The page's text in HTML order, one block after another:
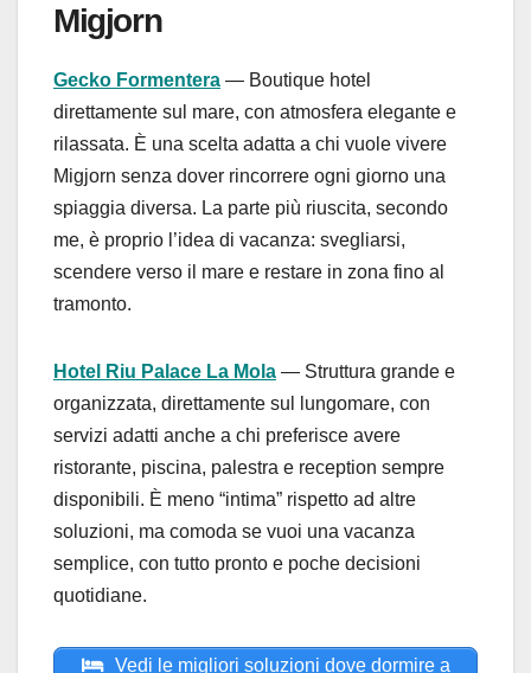
Migjorn
Gecko Formentera — Boutique hotel
direttamente sul mare, con atmosfera elegante e
rilassata. È una scelta adatta a chi vuole vivere
Migjorn senza dover rincorrere ogni giorno una
spiaggia diversa. La parte più riuscita, secondo
me, è proprio l’idea di vacanza: svegliarsi,
scendere verso il mare e restare in zona fino al
tramonto.
Hotel Riu Palace La Mola — Struttura grande e
organizzata, direttamente sul lungomare, con
servizi adatti anche a chi preferisce avere
ristorante, piscina, palestra e reception sempre
disponibili. È meno “intima” rispetto ad altre
soluzioni, ma comoda se vuoi una vacanza
semplice, con tutto pronto e poche decisioni
quotidiane.
Vedi le migliori soluzioni dove dormire a